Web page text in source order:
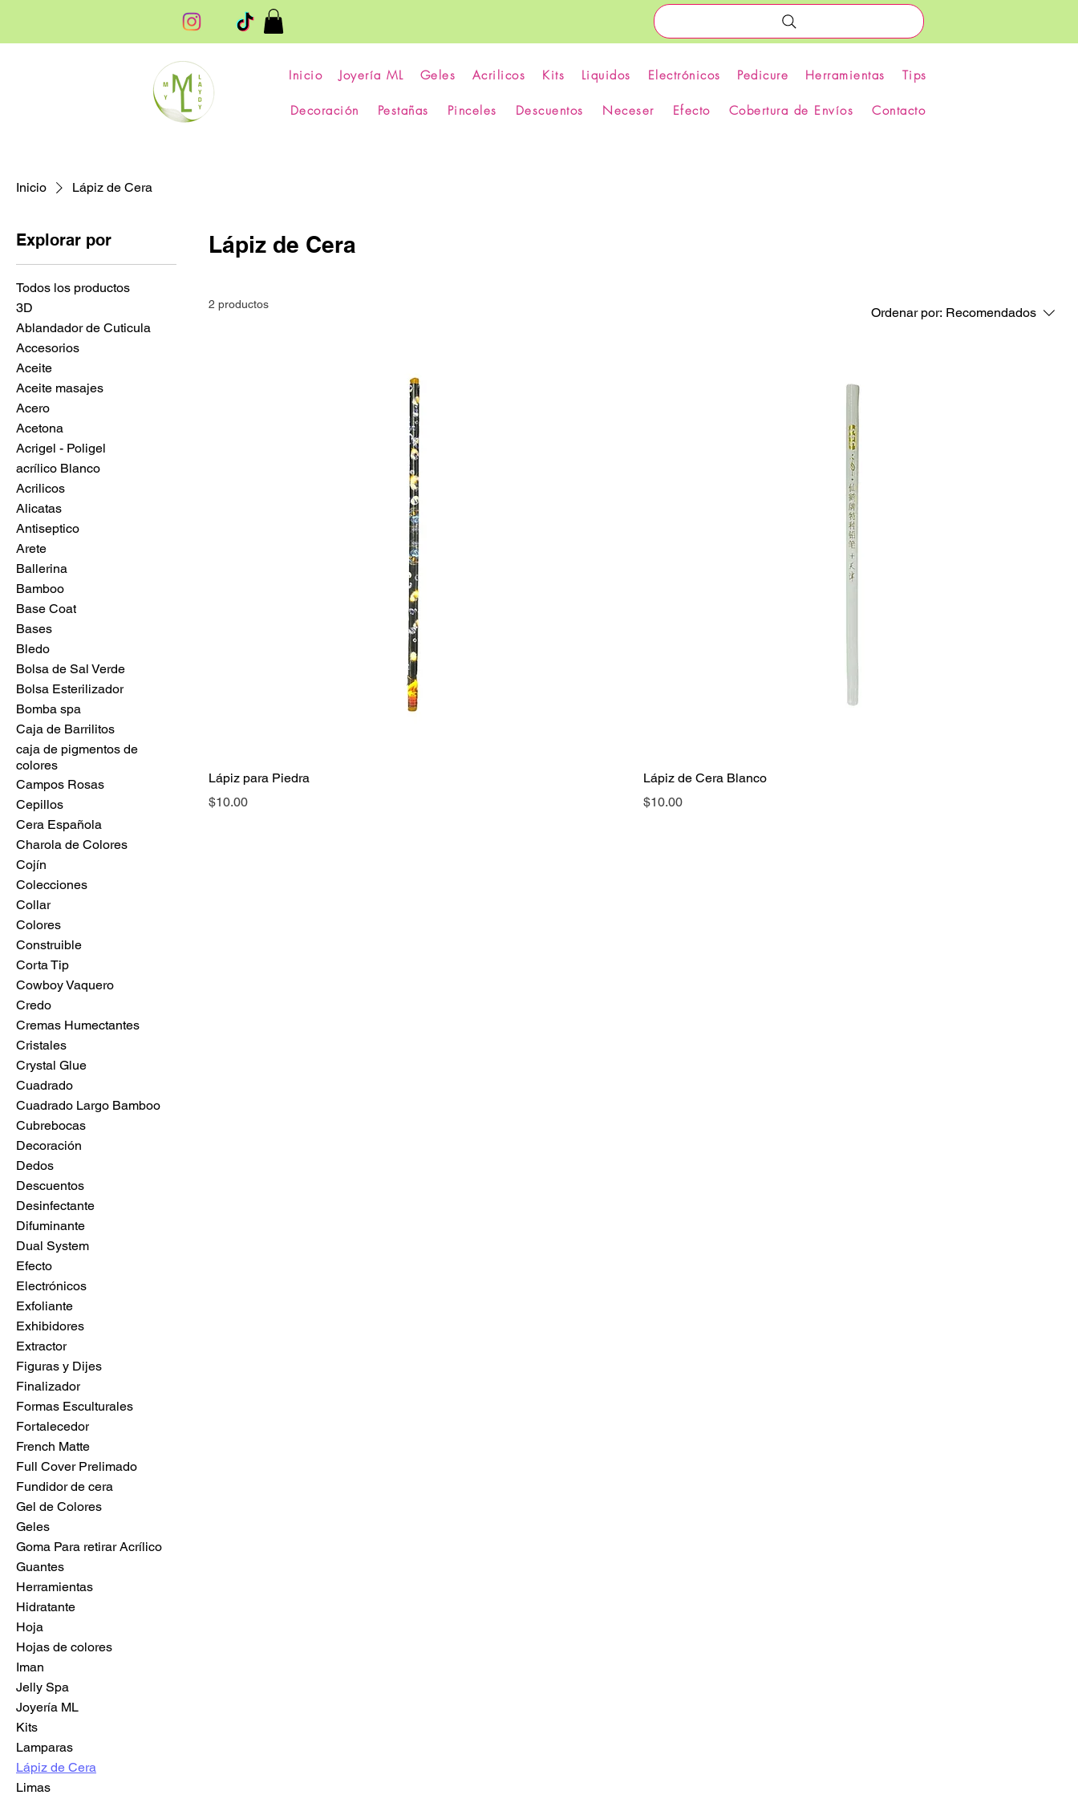
Inicio Joyería ML Geles Acrilicos Kits Liquidos Electrónicos Pedicure Herramientas Tips
Decoración Pestañas Pinceles Descuentos Neceser Efecto Cobertura de Envíos Contacto
Inicio Lápiz de Cera
Explorar por
Todos los productos
3D
Ablandador de Cuticula
Accesorios
Aceite
Aceite masajes
Acero
Acetona
Acrigel - Poligel
acrílico Blanco
Acrilicos
Alicatas
Antiseptico
Arete
Ballerina
Bamboo
Base Coat
Bases
Bledo
Bolsa de Sal Verde
Bolsa Esterilizador
Bomba spa
Caja de Barrilitos
caja de pigmentos de
colores
Campos Rosas
Cepillos
Cera Española
Charola de Colores
Cojín
Colecciones
Collar
Colores
Construible
Corta Tip
Cowboy Vaquero
Credo
Cremas Humectantes
Cristales
Crystal Glue
Cuadrado
Cuadrado Largo Bamboo
Cubrebocas
Decoración
Dedos
Descuentos
Desinfectante
Difuminante
Dual System
Efecto
Electrónicos
Exfoliante
Exhibidores
Extractor
Figuras y Dijes
Finalizador
Formas Esculturales
Fortalecedor
French Matte
Full Cover Prelimado
Fundidor de cera
Gel de Colores
Geles
Goma Para retirar Acrílico
Guantes
Herramientas
Hidratante
Hoja
Hojas de colores
Iman
Jelly Spa
Joyería ML
Kits
Lamparas
Lápiz de Cera
Limas
Lápiz de Cera
2 productos
Ordenar por: Recomendados
Lápiz para Piedra
Precio
$10.00
Lápiz de Cera Blanco
Precio
$10.00